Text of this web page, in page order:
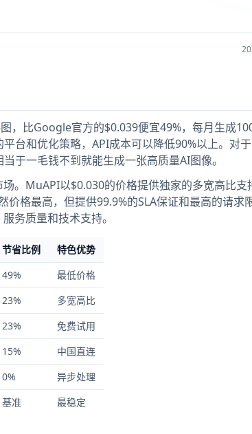
，比Google官方的$0.039便宜49%，每月生成
台和优化策略，API成本可以降低90%以上。对
于一毛钱不到就能生成一张高质量AI图像。
。MuAPI以$0.030的价格提供独家的多宽高比支
格最高，但提供99.9%的SLA保证和最高的请求
务质量和技术支持。
节省比例
特色优势
49%
最低价格
23%
多宽高比
23%
免费试用
15%
中国直连
0%
异步处理
基准 最稳定